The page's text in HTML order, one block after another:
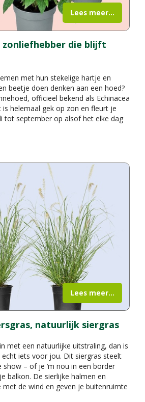
zonliefhebber die blijft
met hun stekelige hartje en
beetje doen denken aan een hoed?
officieel bekend als Echinacea
is helemaal gek op zon en fleurt je
tot september op alsof het elke dag
Lees meer...
natuurlijk siergras
met een natuurlijke uitstraling, dan is
iets voor jou. Dit siergras steelt
– of je ‘m nou in een border
balkon. De sierlijke halmen en
met de wind en geven je buitenruimte
Lees meer...